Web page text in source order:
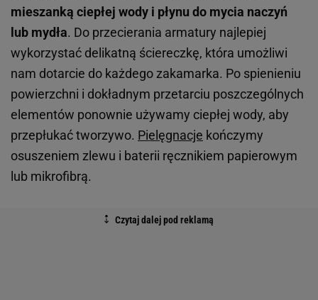
mieszanką ciepłej wody i płynu do mycia naczyń
lub mydła. Do przecierania armatury najlepiej
wykorzystać delikatną ściereczkę, która umożliwi
nam dotarcie do każdego zakamarka. Po spienieniu
powierzchni i dokładnym przetarciu poszczególnych
elementów ponownie używamy ciepłej wody, aby
przepłukać tworzywo. Pielęgnacje kończymy
osuszeniem zlewu i baterii ręcznikiem papierowym
lub mikrofibrą.